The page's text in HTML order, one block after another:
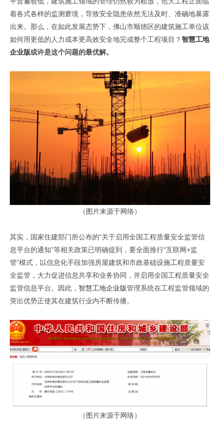
着各式各样的监测窘境，导致安全隐患依然无法及时、准确地暴露
出来。那么，在如此发展态势下，佛山市顺德区的建筑施工单位该
如何用更低的人力成本更高效安全地完成整个工程项目？智慧工地
企业版或许是这个问题的最优解。
（图片来源于网络）
其实，国家住建部门所公布的“关于启用全国工程质量安全监管信
息平台的通知”等相关政策已明确提到，要全面推行“互联网+监
管”模式，以信息化手段加强房屋建筑和市政基础设施工程质量安
全监管，大力促进信息共享和业务协同，并启用全国工程质量安全
监管信息平台。因此， 智慧工地企业版管理系统在工程监管领域的
突出优势正使其在建筑行业内不断传播。
（图片来源于网络）